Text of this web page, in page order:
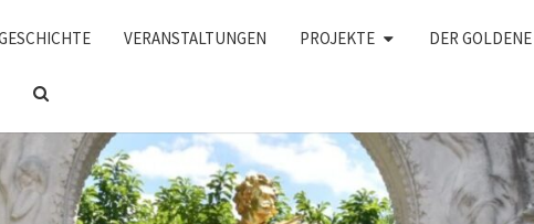
VERANSTALTUNGEN PROJEKTE DER
SEARCH